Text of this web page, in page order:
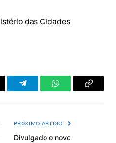
das Cidades
TelegramWhatsAppCopiar
PRÓXIMO ARTIGO
Divulgado o novo